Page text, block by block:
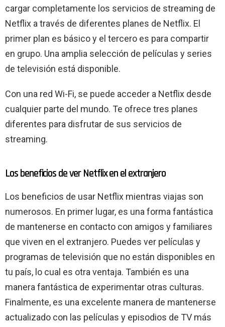
cargar completamente los servicios de streaming de
Netflix a través de diferentes planes de Netflix. El
primer plan es básico y el tercero es para compartir
en grupo. Una amplia selección de películas y series
de televisión está disponible.
Con una red Wi-Fi, se puede acceder a Netflix desde
cualquier parte del mundo. Te ofrece tres planes
diferentes para disfrutar de sus servicios de
streaming.
Los beneficios de ver Netflix en el extranjero
Los beneficios de usar Netflix mientras viajas son
numerosos. En primer lugar, es una forma fantástica
de mantenerse en contacto con amigos y familiares
que viven en el extranjero. Puedes ver películas y
programas de televisión que no están disponibles en
tu país, lo cual es otra ventaja. También es una
manera fantástica de experimentar otras culturas.
Finalmente, es una excelente manera de mantenerse
actualizado con las películas y episodios de TV más